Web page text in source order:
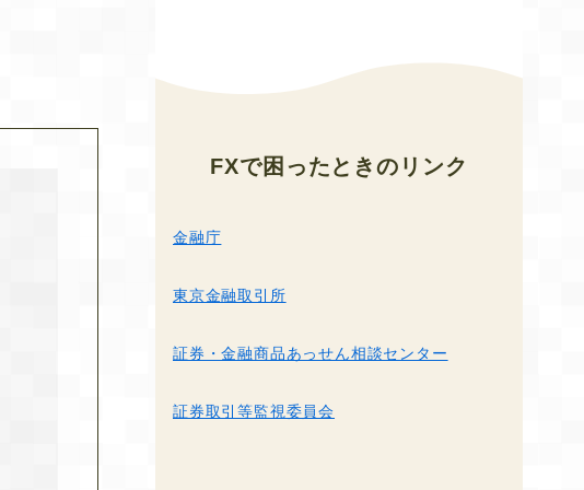
FXで困ったときのリンク
金融庁
東京金融取引所
証券・金融商品あっせん相談センター
証券取引等監視委員会